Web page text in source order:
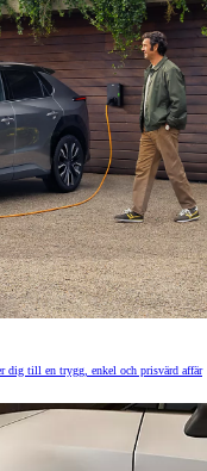
dig till en trygg, enkel och prisvärd affär